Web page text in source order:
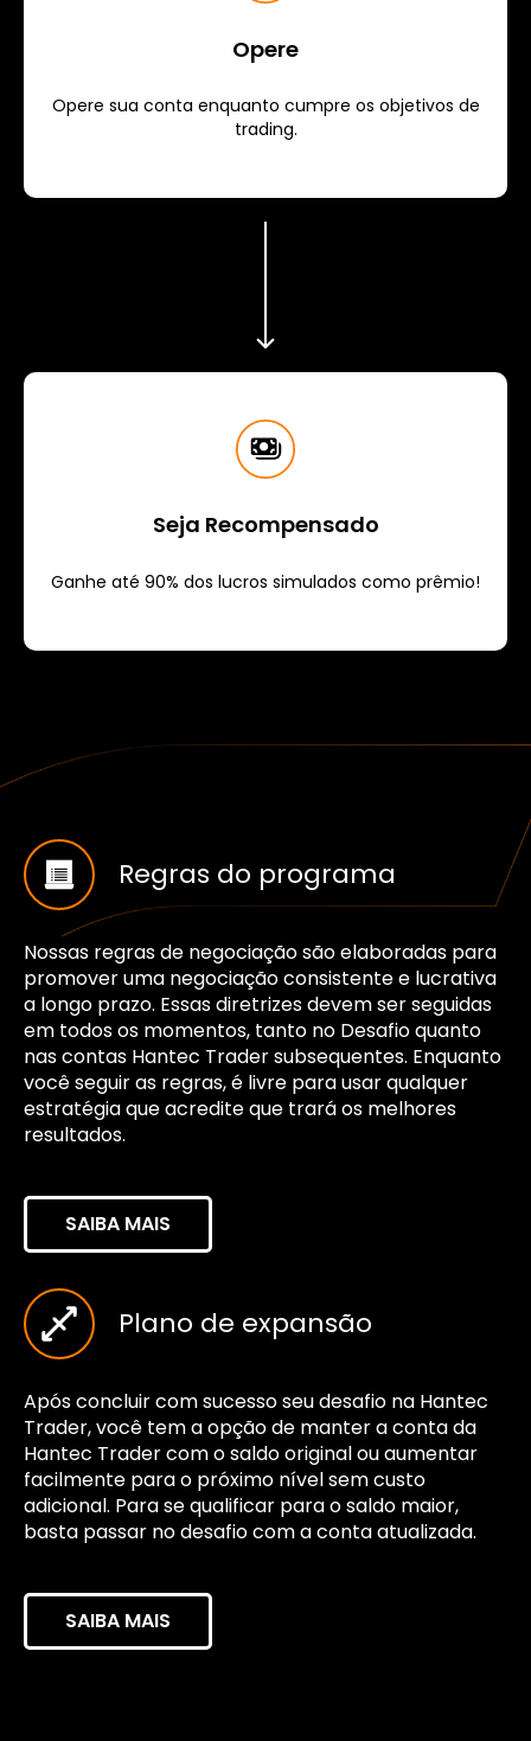
Opere
Opere sua conta enquanto cumpre os objetivos de
trading.
Seja Recompensado
Ganhe até 90% dos lucros simulados como prêmio!
Regras do programa
Nossas regras de negociação são elaboradas para
promover uma negociação consistente e lucrativa
a longo prazo. Essas diretrizes devem ser seguidas
em todos os momentos, tanto no Desafio quanto
nas contas Hantec Trader subsequentes. Enquanto
você seguir as regras, é livre para usar qualquer
estratégia que acredite que trará os melhores
resultados.
SAIBA MAIS
Plano de expansão
Após concluir com sucesso seu desafio na Hantec
Trader, você tem a opção de manter a conta da
Hantec Trader com o saldo original ou aumentar
facilmente para o próximo nível sem custo
adicional. Para se qualificar para o saldo maior,
basta passar no desafio com a conta atualizada.
SAIBA MAIS